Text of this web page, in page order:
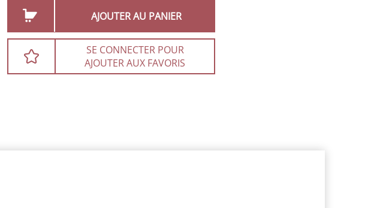
AJOUTER AU PANIER
SE CONNECTER POUR
AJOUTER AUX FAVORIS